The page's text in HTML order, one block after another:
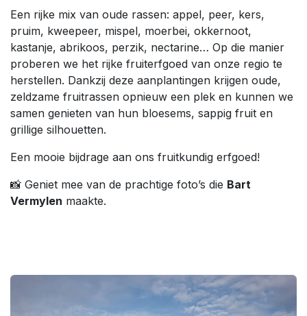
Een rijke mix van oude rassen: appel, peer, kers,
pruim, kweepeer, mispel, moerbei, okkernoot,
kastanje, abrikoos, perzik, nectarine… Op die manier
proberen we het rijke fruiterfgoed van onze regio te
herstellen. Dankzij deze aanplantingen krijgen oude,
zeldzame fruitrassen opnieuw een plek en kunnen we
samen genieten van hun bloesems, sappig fruit en
grillige silhouetten.
Een mooie bijdrage aan ons fruitkundig erfgoed!
📸 Geniet mee van de prachtige foto’s die Bart
Vermylen maakte.